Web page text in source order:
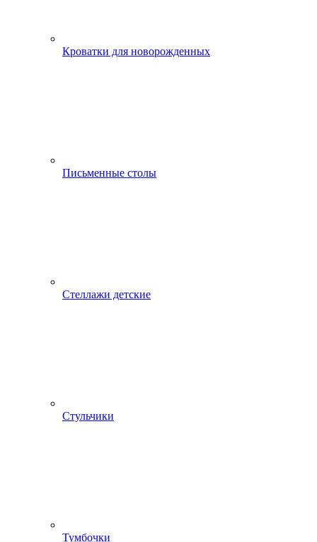
Кроватки для новорожденных
Письменные столы
Стеллажи детские
Стульчики
Тумбочки